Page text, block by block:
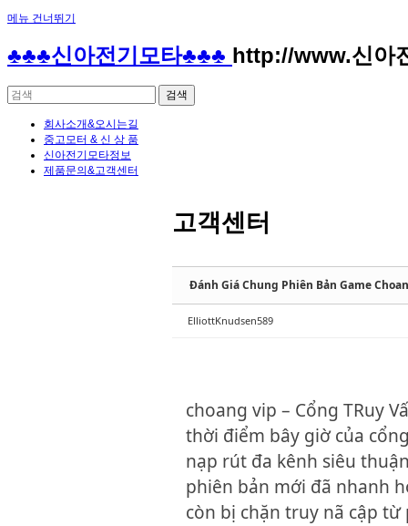
메뉴 건너뛰기
♣♣♣신아전기모타♣♣♣ http://www.신아
회사소개&오시는길
중고모터 & 신 상 품
신아전기모타정보
제품문의&고객센터
고객센터
Đánh Giá Chung Phiên Bản Game
ElliottKnudsen589
choang vip – Cổng TRuy
thời điểm bây giờ của
nạp rút đa kênh siêu
phiên bản mới đã nhanh
còn bị chặn truy nã cập
Sketchbook5, 스케치북5
Sketchbook5, 스케치북5
Sketchbook5, 스케치북5
Sketchbook5, 스케치북5